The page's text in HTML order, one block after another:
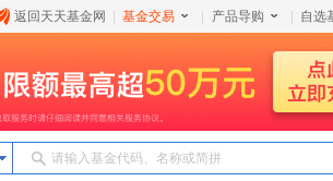
返回天天基金网 基金交易 产品导购 自选
请输入基金代码、名称或简拼